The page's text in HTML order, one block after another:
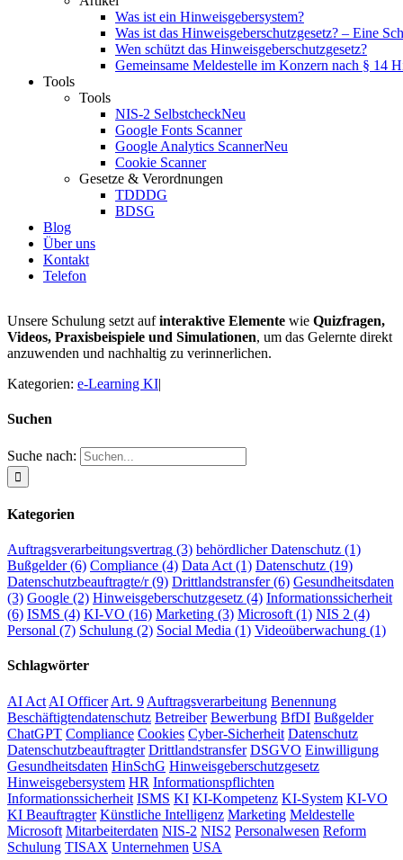
Was ist ein Hinweisgebersystem?
Was ist das Hinweisgeberschutzgesetz? – Eine
Wen schützt das Hinweisgeberschutzgesetz?
Gemeinsame Meldestelle im Konzern nach § 14
Tools
Tools
NIS-2 SelbstcheckNeu
Google Fonts Scanner
Google Analytics ScannerNeu
Cookie Scanner
Gesetze & Verordnungen
TDDDG
BDSG
Blog
Über uns
Kontakt
Telefon
Unsere Schulung setzt aufinteraktive Elemente wie Quizfragen,
Videos, Praxisbeispiele und Simulationen, um das Gelernte direkt
anzuwenden und nachhaltig zu verinnerlichen.
Kategorien: e-Learning KI|
Suchen
Suche nach:
Kategorien
Auftragsverarbeitungsvertrag (3) behördlicher Datenschutz (1)
Bußgelder(6) Compliance (4) Data Act (1) Datenschutz (19)
Datenschutzbeauftragte/r(9) Drittlandstransfer(6) Gesundheitsdaten
(3) Google (2) Hinweisgeberschutzgesetz (4) Informationssicherheit
(6) ISMS (4) KI-VO (16) Marketing (3) Microsoft (1) NIS 2 (4)
Personal (7) Schulung (2) Social Media (1) Videoüberwachung (1)
Schlagwörter
AI Act AI Officer Art. 9 Auftragsverarbeitung Benennung
Beschäftigtendatenschutz Betreiber Bewerbung BfDI Bußgelder
ChatGPT Compliance Cookies Cyber-Sicherheit Datenschutz
Datenschutzbeauftragter Drittlandstransfer DSGVO Einwilligung
Gesundheitsdaten HinSchG Hinweisgeberschutzgesetz
Hinweisgebersystem HR Informationspflichten
Informationssicherheit ISMS KI KI-Kompetenz KI-System KI-VO
KI Beauftragter Künstliche Intelligenz Marketing Meldestelle
Microsoft Mitarbeiterdaten NIS-2 NIS2 Personalwesen Reform
Schulung TISAX Unternehmen USA